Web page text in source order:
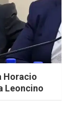
Horacio
Leoncino